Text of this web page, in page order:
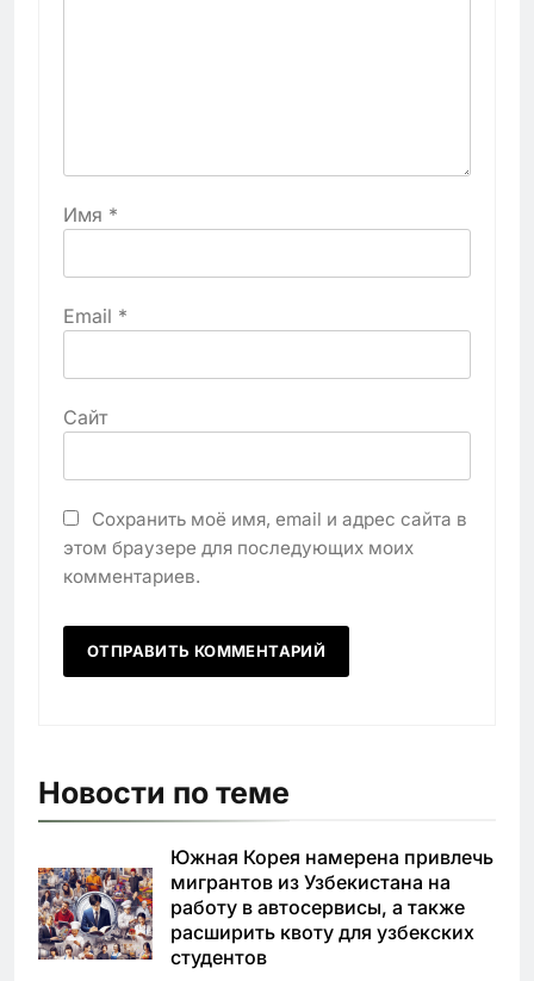
Имя *
Email *
Сайт
Сохранить моё имя, email и адрес сайта в
этом браузере для последующих моих
комментариев.
Новости по теме
Южная Корея намерена привлечь
мигрантов из Узбекистана на
работу в автосервисы, а также
расширить квоту для узбекских
студентов